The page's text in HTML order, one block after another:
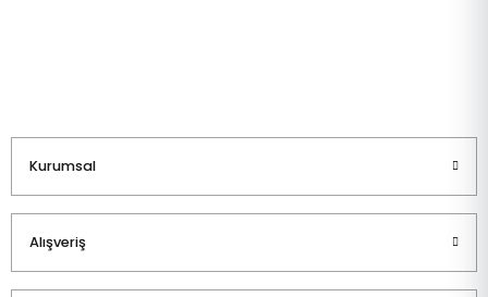
Kurumsal
Alışveriş